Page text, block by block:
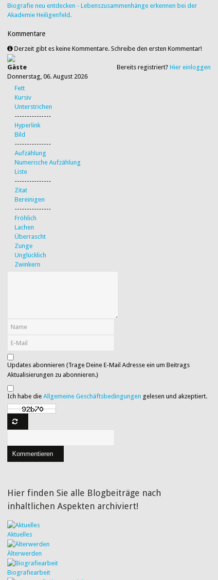
Biografie neu entdecken - Lebenszusammenhänge erkennen bei der
Akademie Heiligenfeld.
Kommentare
Derzeit gibt es keine Kommentare. Schreibe den ersten Kommentar!
Bereits registriert? Hier einloggen
Gäste
Donnerstag, 06. August 2026
Fett
Kursiv
Unterstrichen
---------------
Hyperlink
Bild
---------------
Aufzählung
Numerische Aufzählung
Liste
---------------
Zitat
Bereinigen
---------------
Fröhlich
Lachen
Überrascht
Zunge
Unglücklich
Zwinkern
Updates abonnieren (Trage Deine E-Mail Adresse ein um Beitrags
Aktualisierungen zu abonnieren.)
Ich habe die Allgemeine Geschäftsbedingungen gelesen und akzeptiert.
Kommentieren
Hier finden Sie alle Blogbeiträge nach
inhaltlichen Aspekten archiviert!
Aktuelles
Älterwerden
Biografiearbeit